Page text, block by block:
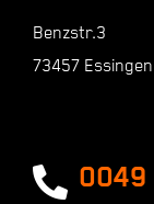
Benzstr.3
73457 Essingen
0049